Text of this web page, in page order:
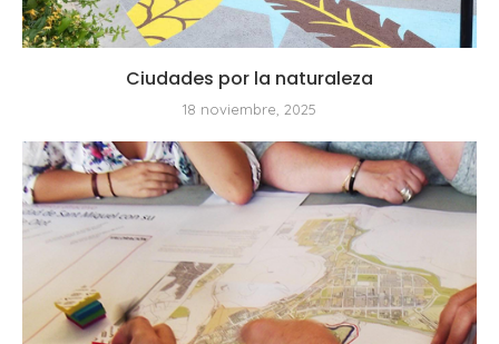
Ciudades por la naturaleza
18 noviembre, 2025